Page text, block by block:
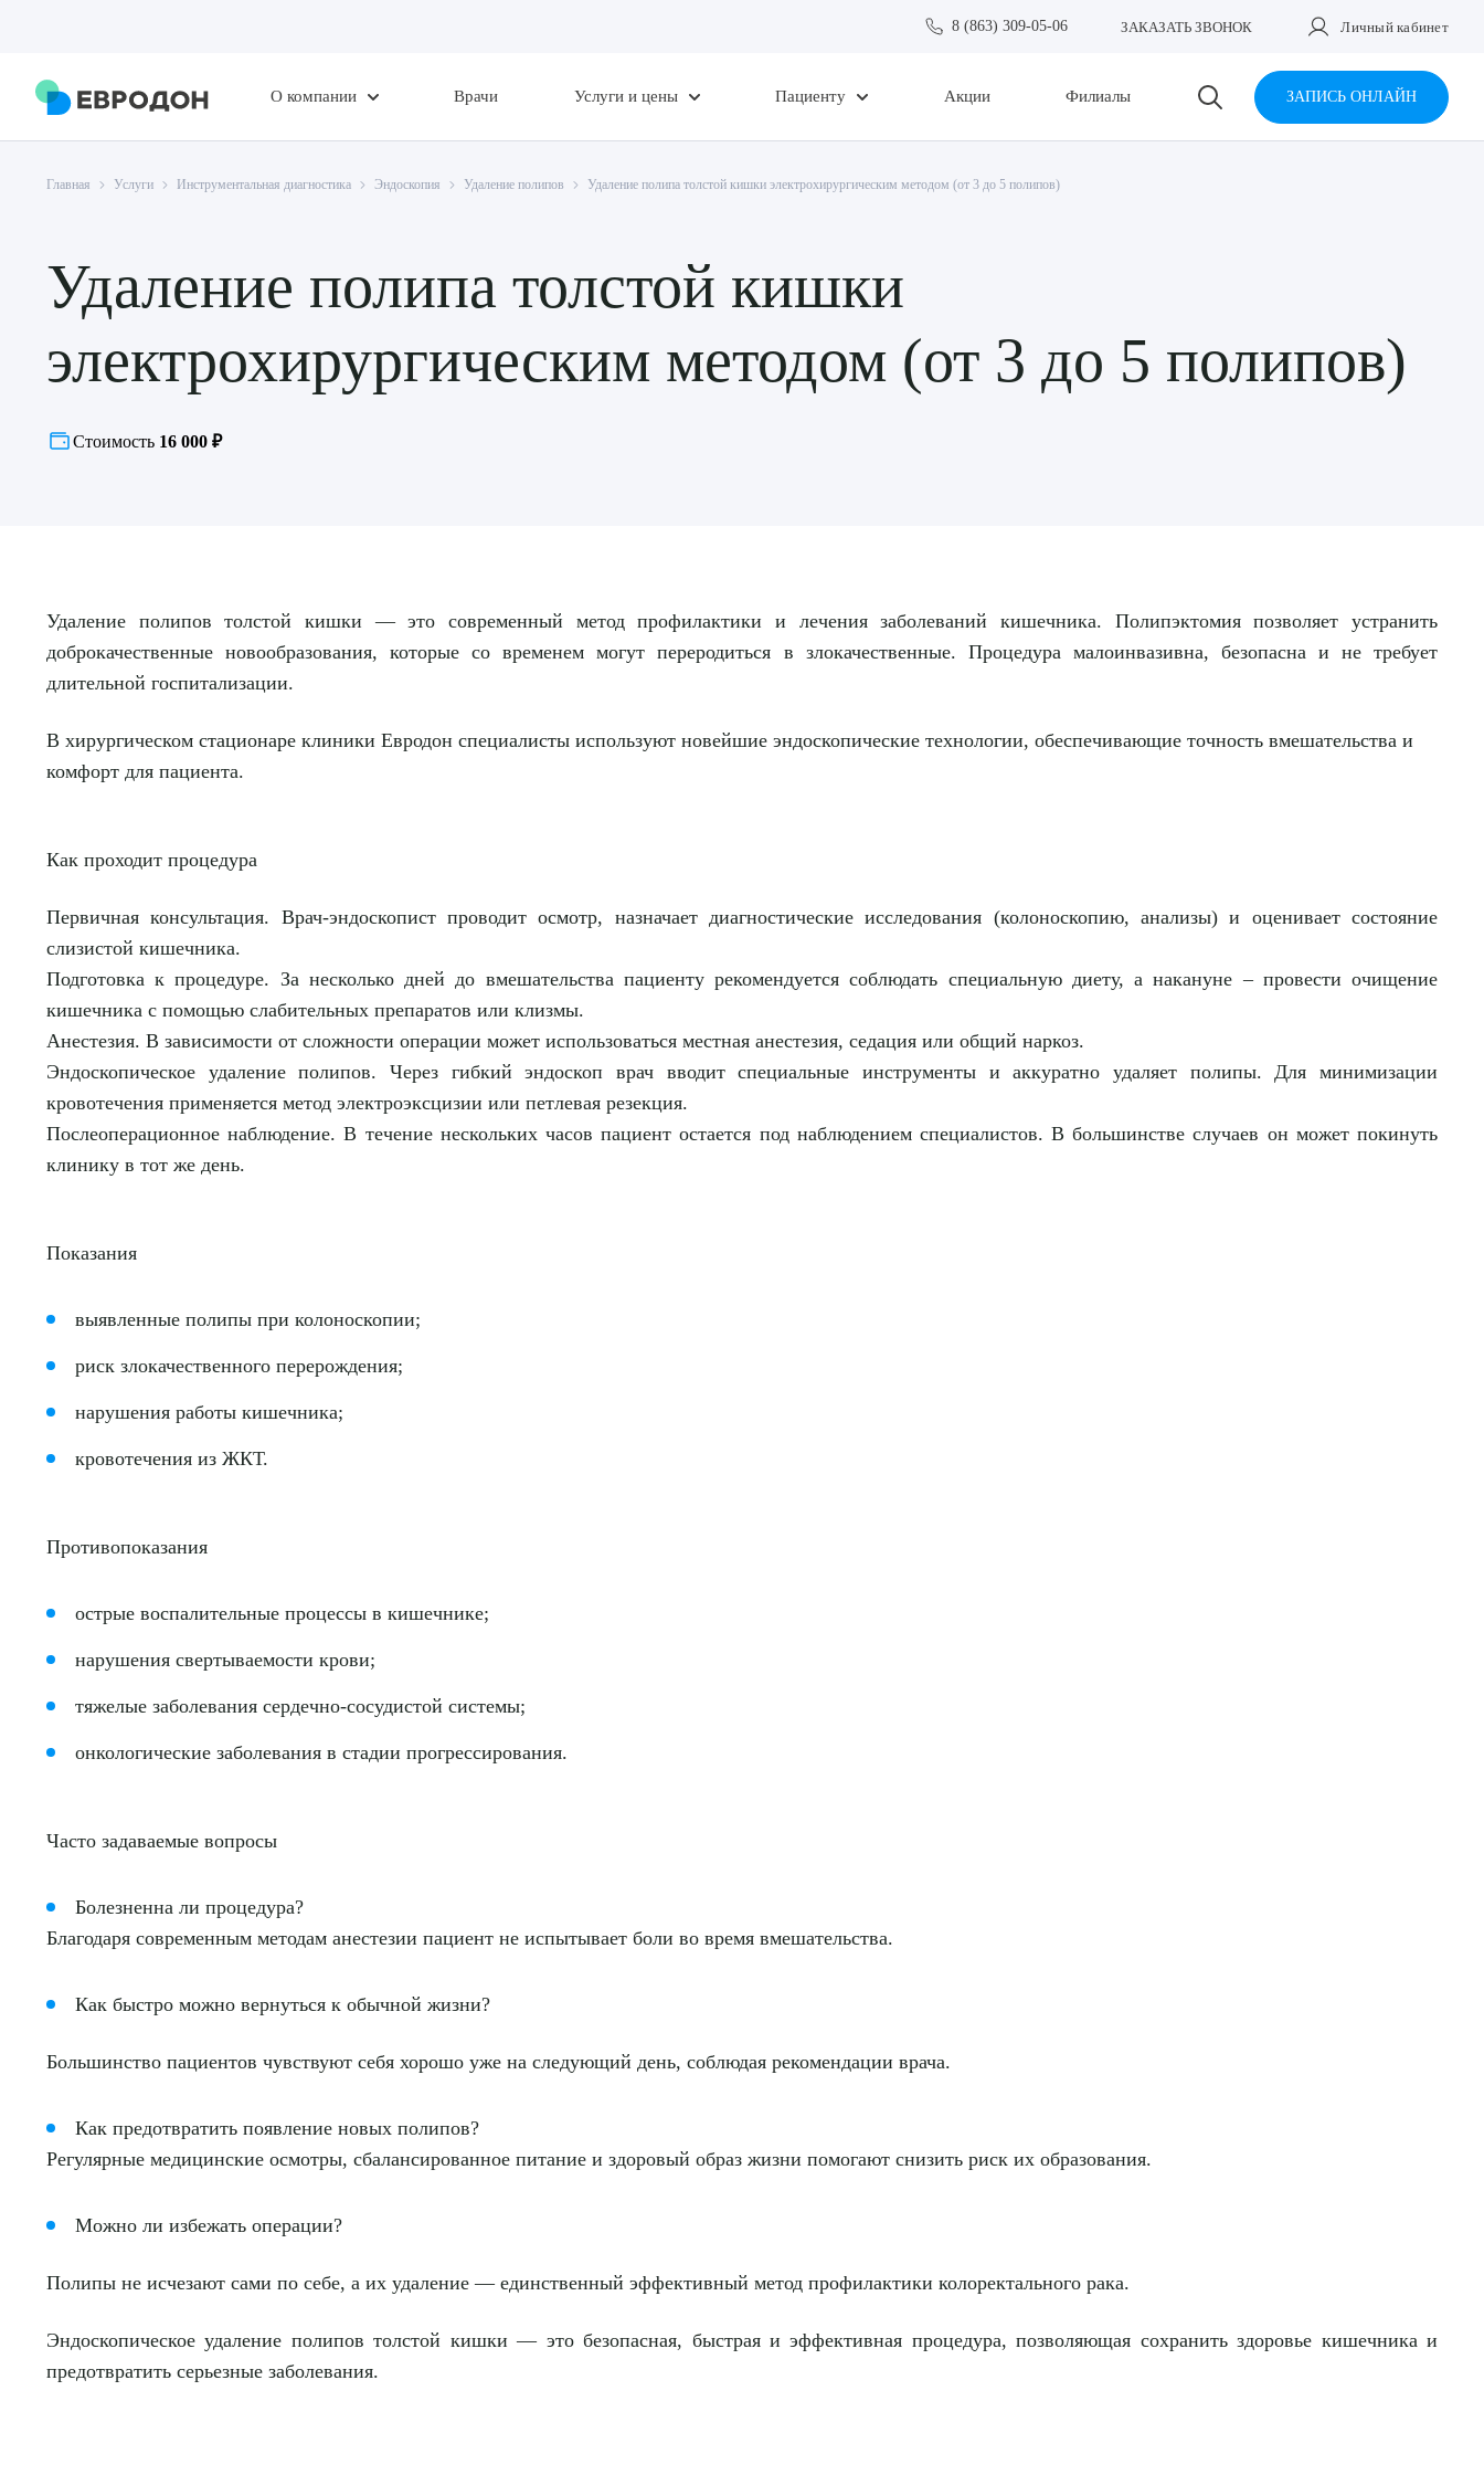
8 (863) 309-05-06 ЗАКАЗАТЬ ЗВОНОК Личный кабинет
О компании Врачи Услуги и цены Пациенту Акции Филиалы ЗАПИСЬ ОНЛАЙН
Главная Услуги Инструментальная диагностика Эндоскопия Удаление полипов Удаление полипа толстой кишки электрохирургическим методом (от 3 до 5 полипов)
Удаление полипа толстой кишки
электрохирургическим методом (от 3 до 5 полипов)
Стоимость 16 000 ₽
Удаление полипов толстой кишки — это современный метод профилактики и лечения заболеваний кишечника. Полипэктомия позволяет устранить
доброкачественные новообразования, которые со временем могут переродиться в злокачественные. Процедура малоинвазивна, безопасна и не требует
длительной госпитализации.
В хирургическом стационаре клиники Евродон специалисты используют новейшие эндоскопические технологии, обеспечивающие точность вмешательства и
комфорт для пациента.
Как проходит процедура
Первичная консультация. Врач-эндоскопист проводит осмотр, назначает диагностические исследования (колоноскопию, анализы) и оценивает состояние
слизистой кишечника.
Подготовка к процедуре. За несколько дней до вмешательства пациенту рекомендуется соблюдать специальную диету, а накануне – провести очищение
кишечника с помощью слабительных препаратов или клизмы.
Анестезия. В зависимости от сложности операции может использоваться местная анестезия, седация или общий наркоз.
Эндоскопическое удаление полипов. Через гибкий эндоскоп врач вводит специальные инструменты и аккуратно удаляет полипы. Для минимизации
кровотечения применяется метод электроэксцизии или петлевая резекция.
Послеоперационное наблюдение. В течение нескольких часов пациент остается под наблюдением специалистов. В большинстве случаев он может покинуть
клинику в тот же день.
Показания
выявленные полипы при колоноскопии;
риск злокачественного перерождения;
нарушения работы кишечника;
кровотечения из ЖКТ.
Противопоказания
острые воспалительные процессы в кишечнике;
нарушения свертываемости крови;
тяжелые заболевания сердечно-сосудистой системы;
онкологические заболевания в стадии прогрессирования.
Часто задаваемые вопросы
Болезненна ли процедура?
Благодаря современным методам анестезии пациент не испытывает боли во время вмешательства.
Как быстро можно вернуться к обычной жизни?
Большинство пациентов чувствуют себя хорошо уже на следующий день, соблюдая рекомендации врача.
Как предотвратить появление новых полипов?
Регулярные медицинские осмотры, сбалансированное питание и здоровый образ жизни помогают снизить риск их образования.
Можно ли избежать операции?
Полипы не исчезают сами по себе, а их удаление — единственный эффективный метод профилактики колоректального рака.
Эндоскопическое удаление полипов толстой кишки — это безопасная, быстрая и эффективная процедура, позволяющая сохранить здоровье кишечника и
предотвратить серьезные заболевания.
Выберите сопутствующую услугу